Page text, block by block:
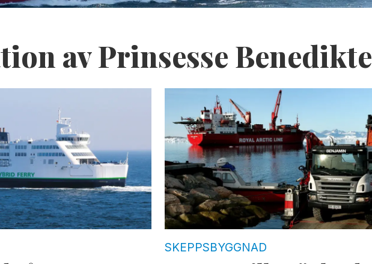
av Prinsesse Benedikte
SKEPPSBYGGNAD